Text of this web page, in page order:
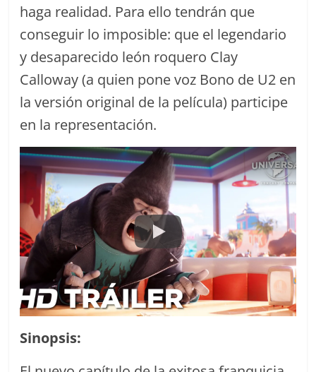
haga realidad. Para ello tendrán que
conseguir lo imposible: que el legendario
y desaparecido león roquero Clay
Calloway (a quien pone voz Bono de U2 en
la versión original de la película) participe
en la representación.
Sinopsis: